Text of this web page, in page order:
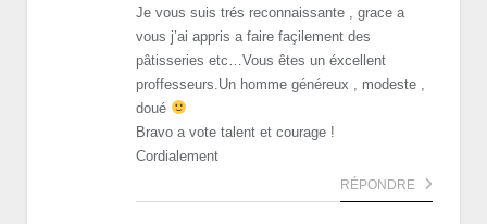
Je vous suis trés reconnaissante , grace a
vous j’ai appris a faire façilement des
pâtisseries etc…Vous êtes un éxcellent
proffesseurs.Un homme généreux , modeste ,
doué
Bravo a vote talent et courage !
Cordialement
RÉPONDRE